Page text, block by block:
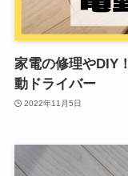
家電の修理やDIY
動ドライバー
2022年11月5日